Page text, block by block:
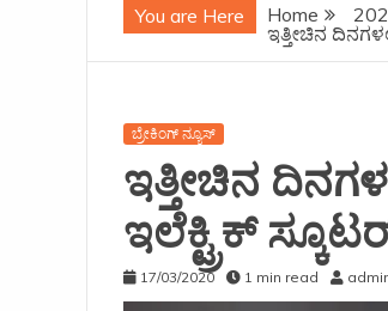
You are Here Home
ಇತ್ತೀಚಿನ
ಬ್ರೇಕಿಂಗ್ ನ್ಯೂಸ್
ಇತ್ತೀಚಿನ
ಇಲೆಕ್ಟ್ರಿಕ್
17/03/2020 1 min read